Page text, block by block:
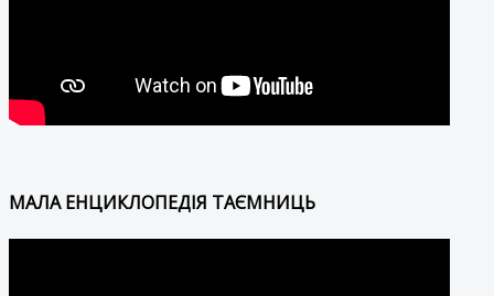
МАЛА ЕНЦИКЛОПЕДІЯ ТАЄМНИЦЬ